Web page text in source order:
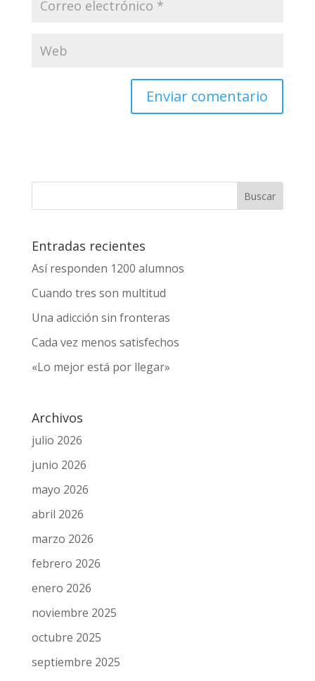
Entradas recientes
Cuando tres son multitud
Una adicción sin fronteras
Cada vez menos satisfechos
«Lo mejor está por llegar»
Archivos
julio 2026
junio 2026
mayo 2026
abril 2026
marzo 2026